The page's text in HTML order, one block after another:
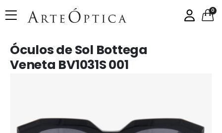
0
Óculos de Sol Bottega
Veneta BV1031S 001